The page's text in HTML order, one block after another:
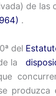
de las
.
del
la